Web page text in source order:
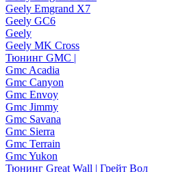
Geely Emgrand X7
Geely GC6
Geely
Geely MK Cross
Тюнинг GMC |
Gmc Acadia
Gmc Canyon
Gmc Envoy
Gmc Jimmy
Gmc Savana
Gmc Sierra
Gmc Terrain
Gmc Yukon
Тюнинг Great Wall | Грейт Вол